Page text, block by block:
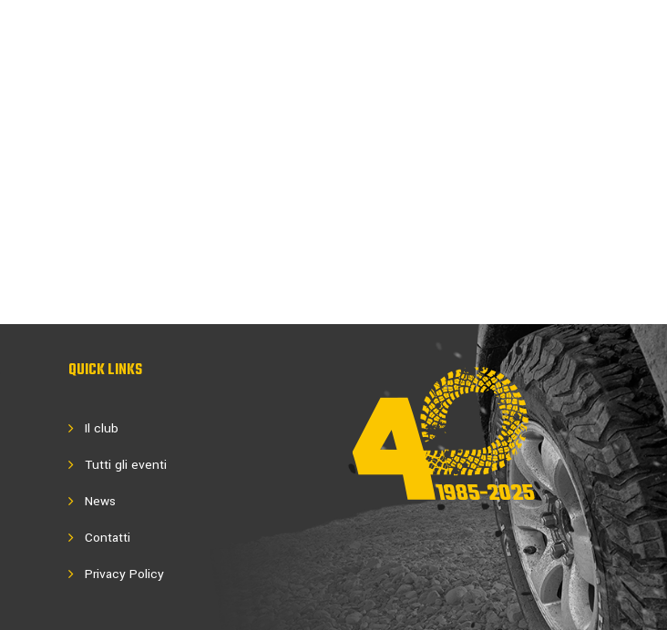
QUICK LINKS
Il club
Tutti gli eventi
News
Contatti
Privacy Policy